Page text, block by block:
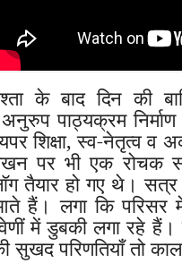
के बाद दिन की
पाठ्यक्रम
शिक्षा, स्व-नेतृत्व व
पर भी एक रोचक
तैयार हो गए थे।
हैं। लगा कि परिसर
में डुबकी लगा रहे
सुखद परिणतियाँ तो